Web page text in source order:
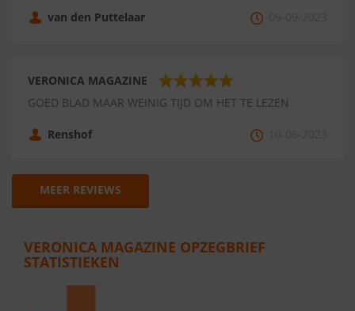
van den Puttelaar
VERONICA MAGAZINE
GOED BLAD MAAR WEINIG TIJD OM HET TE LEZEN
Renshof
MEER REVIEWS
VERONICA MAGAZINE OPZEGBRIEF
STATISTIEKEN